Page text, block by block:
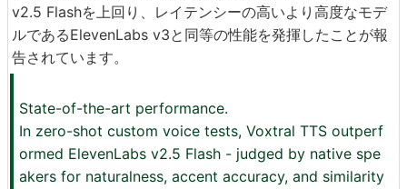
v2.5 Flashを上回り、レイテンシーの高いより高度なモデ
ルであるElevenLabs v3と同等の性能を発揮したことが報
告されています。
State-of-the-art performance.
In zero-shot custom voice tests, Voxtral TTS outperf
ormed ElevenLabs v2.5 Flash - judged by native spe
akers for naturalness, accent accuracy, and similarity